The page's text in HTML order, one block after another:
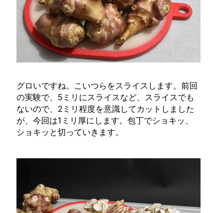
グロいですね。こいつらをスライスします。前回
の実験で、5ミリにスライスなど、スライスでも
ないので、2ミリ程度を意識してカットしました
が、今回は1ミリ厚にします。包丁でショキッ、
ショキッと切っていきます。